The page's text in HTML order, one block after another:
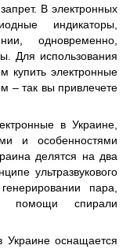
В электронных
индикаторы,
одновременно,
Для использования
купить электронные
– так вы привлечете
в Украине,
и особенностями
делятся на два
ультразвукового
пара,
помощи спирали
Украине оснащается